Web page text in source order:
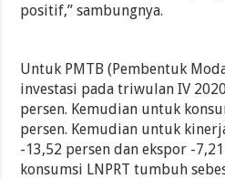
positif,” sambungnya.
Untuk PMTB (Pembentuk
investasi pada triwulan IV
persen. Kemudian untuk
persen. Kemudian untuk
-13,52 persen dan ekspor -
konsumsi LNPRT tumbuh